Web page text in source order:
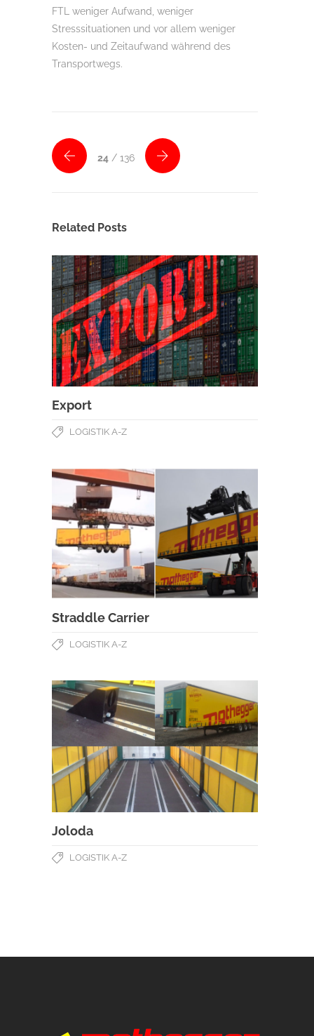
FTL weniger Aufwand, weniger
Stresssituationen und vor allem weniger
Kosten- und Zeitaufwand während des
Transportwegs.
24 / 136
Related Posts
Export
LOGISTIK A-Z
Straddle Carrier
LOGISTIK A-Z
Joloda
LOGISTIK A-Z